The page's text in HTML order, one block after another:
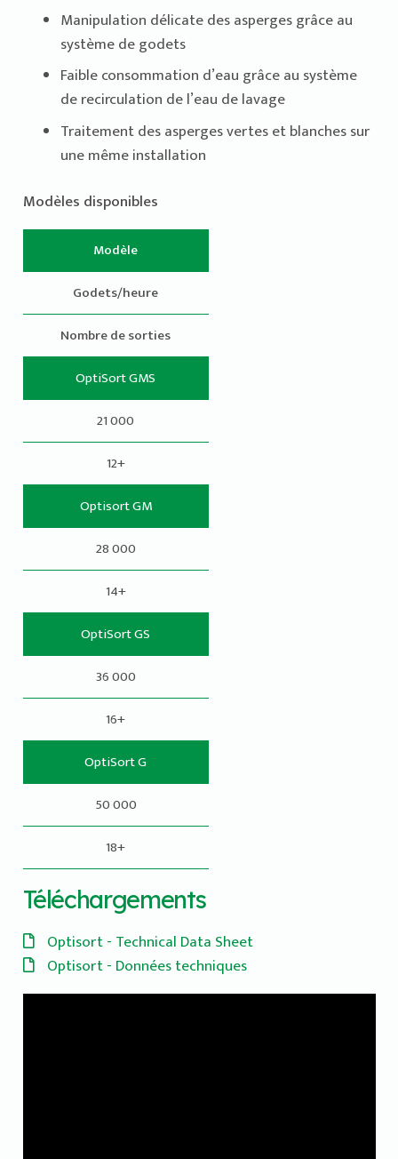
Manipulation délicate des asperges grâce au
système de godets
Faible consommation d’eau grâce au système
de recirculation de l’eau de lavage
Traitement des asperges vertes et blanches sur
une même installation
Modèles disponibles
Modèle
Godets/heure
Nombre de sorties
OptiSort GMS
21 000
12+
Optisort GM
28 000
14+
OptiSort GS
36 000
16+
OptiSort G
50 000
18+
Téléchargements
Optisort - Technical Data Sheet
Optisort - Données techniques